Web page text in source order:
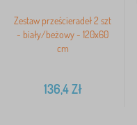
Zestaw prześcieradeł 2 szt
- biały/beżowy - 120x60
cm
136,4Zł